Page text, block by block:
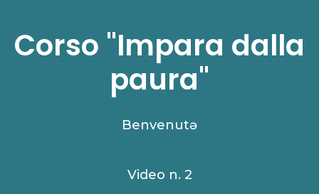
Corso "Impara dalla
paura"
Benvenutə
Video n. 2